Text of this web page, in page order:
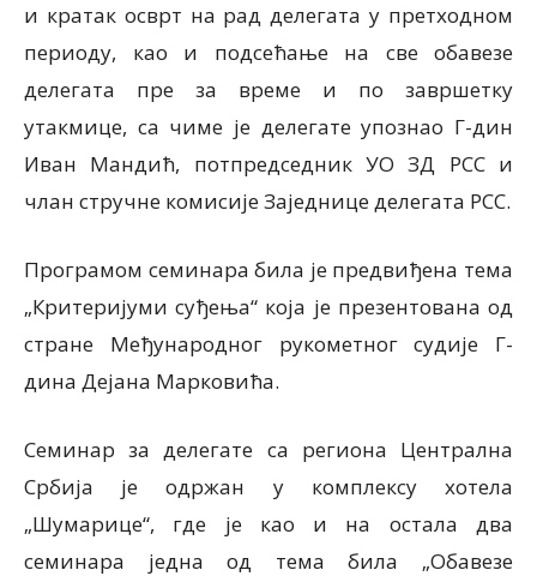
и кратак осврт на рад делегата у претходном
периоду, као и подсећање на све обавезе
делегата пре за време и по завршетку
утакмице, са чиме је делегате упознао Г-дин
Иван Мандић, потпредседник УО ЗД РСС и
члан стручне комисије Заједнице делегата РСС.
Програмом семинара била је предвиђена тема
„Критеријуми суђења“ која је презентована од
стране Међународног рукометног судије Г-
дина Дејана Марковића.
Семинар за делегате са региона Централна
Србија је одржан у комплексу хотела
„Шумарице“, где је као и на остала два
семинара једна од тема била „Обавезе